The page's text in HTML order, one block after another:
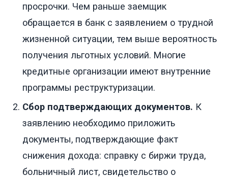
просрочки. Чем раньше заемщик
обращается в банк с заявлением о трудной
жизненной ситуации, тем выше вероятность
получения льготных условий. Многие
кредитные организации имеют внутренние
программы реструктуризации.
Сбор подтверждающих документов. К
заявлению необходимо приложить
документы, подтверждающие факт
снижения дохода: справку с биржи труда,
больничный лист, свидетельство о